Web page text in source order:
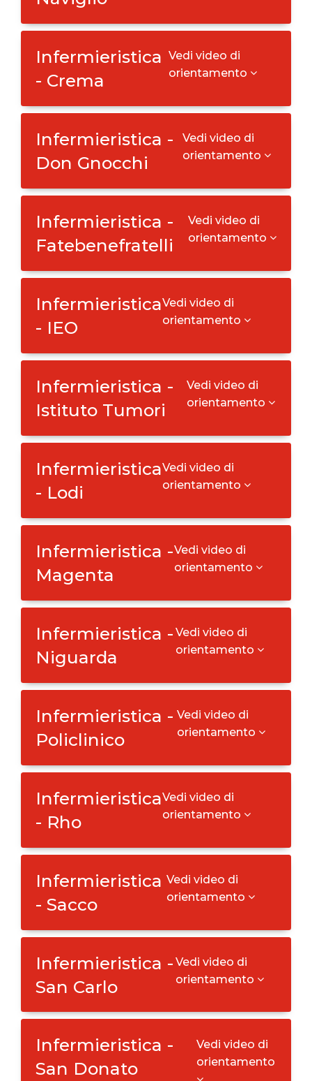
Infermieristica
- Crema
Vedi video di
orientamento
Infermieristica -
Don Gnocchi
Vedi video di
orientamento
Infermieristica -
Fatebenefratelli
Vedi video di
orientamento
Infermieristica
- IEO
Vedi video di
orientamento
Infermieristica -
Istituto Tumori
Vedi video di
orientamento
Infermieristica
- Lodi
Vedi video di
orientamento
Infermieristica -
Magenta
Vedi video di
orientamento
Infermieristica -
Niguarda
Vedi video di
orientamento
Infermieristica -
Policlinico
Vedi video di
orientamento
Infermieristica
- Rho
Vedi video di
orientamento
Infermieristica
- Sacco
Vedi video di
orientamento
Infermieristica -
San Carlo
Vedi video di
orientamento
Infermieristica -
San Donato
Vedi video di
orientamento